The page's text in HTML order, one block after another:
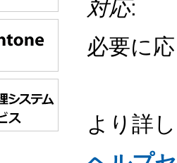
対応:
必要に
より詳